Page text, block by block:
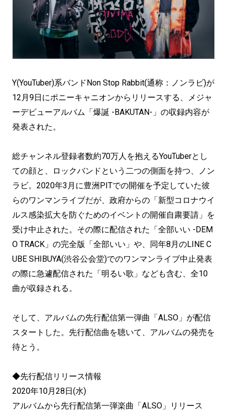
Y(YouTuber)系バンドNon Stop Rabbit(通称：ノンラビ)が
12月9日にポニーキャニオンからリリースする、メジャ
ーデビューアルバム「爆誕 -BAKUTAN-」の収録内容が
発表された。
総チャンネル登録者数約70万人を抱えるYouTuberとし
ての顔と、ロックバンドという二つの側面を持つ、ノン
ラビ。2020年3月に豊洲PITでの開催を予定していた彼
らのワンマンライブだが、政府からの「新型コロナウイ
ルス感染拡大を防ぐためのイベントの開催自粛要請」を
受け中止された。その際に配信された「全部いい -DEM
O TRACK」の完全版「全部いい」や、同年8月のLINE C
UBE SHIBUYA(渋谷公会堂)でのワンマンライブ中止発表
の際に急遽配信された「明るい歌」なども含む、全10
曲が収録される。
そして、アルバムの先行配信第一弾曲「ALSO」が配信
スタートした。先行配信曲を聴いて、アルバムの発売を
待とう。
◆先行配信リリース情報
2020年10月28日(水)
アルバムから先行配信第一弾楽曲「ALSO」リリース